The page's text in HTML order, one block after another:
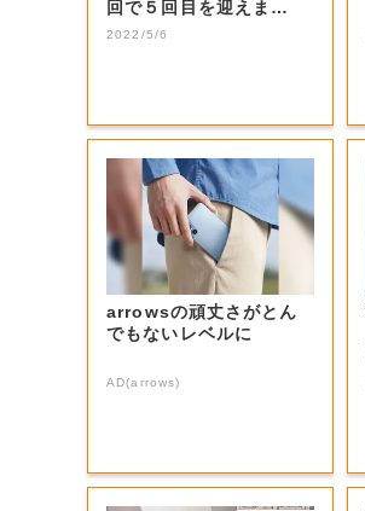
回で５回目を迎えま
す。」 サン讃かが...
2022/5/6
arrowsの頑丈さがとん
でもないレベルに
AD(arrows)